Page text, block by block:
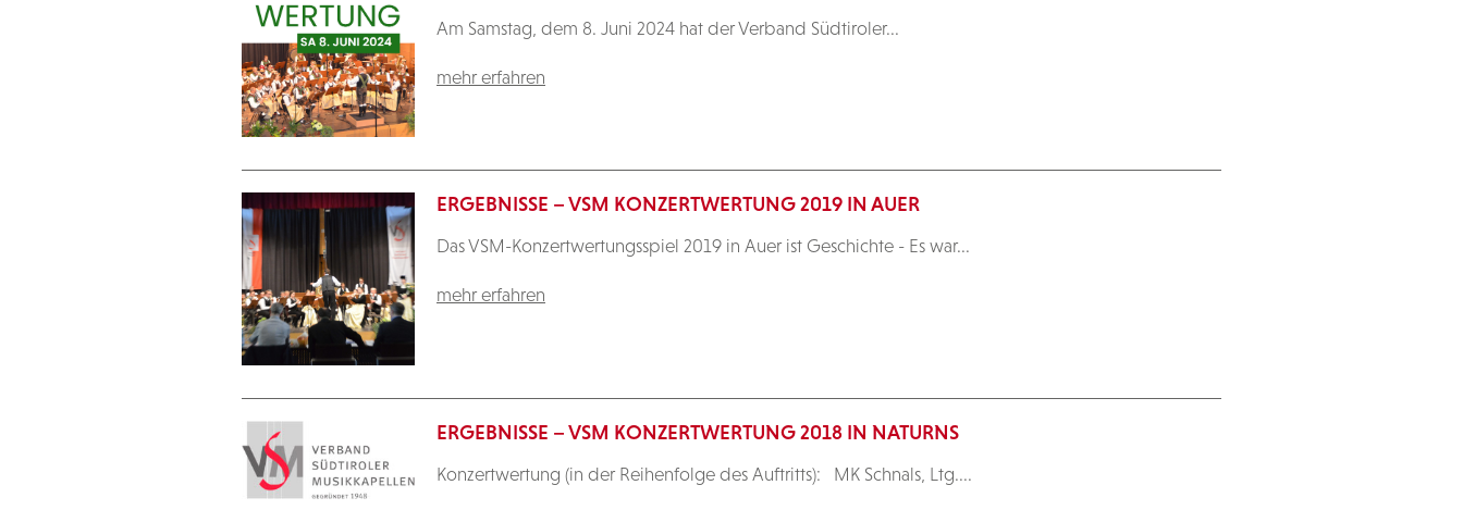
Am Samstag, dem 8. Juni 2024 hat der Verband Südtiroler...
mehr erfahren
ERGEBNISSE – VSM KONZERTWERTUNG 2019 IN AUER
Das VSM-Konzertwertungsspiel 2019 in Auer ist Geschichte - Es war...
mehr erfahren
ERGEBNISSE – VSM KONZERTWERTUNG 2018 IN NATURNS
Konzertwertung (in der Reihenfolge des Auftritts): MK Schnals, Ltg....